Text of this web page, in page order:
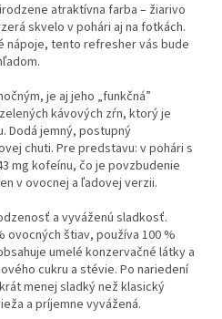
atraktívna farba – žiarivo
skvelo v pohári aj na fotkách.
nápoje, tento refresher vás bude
je aj jeho „funkčná”
kávových zŕn, ktorý je
Dodá jemný, postupný
chuti. Pre predstavu: v pohári s
mg kofeínu, čo je povzbudenie
v ovocnej a ľadovej verzii.
a vyváženú sladkosť.
ovocných štiav, používa 100 %
umelé konzervačné látky a
cukru a stévie. Po nariedení
menej sladký než klasický
a príjemne vyvážená.